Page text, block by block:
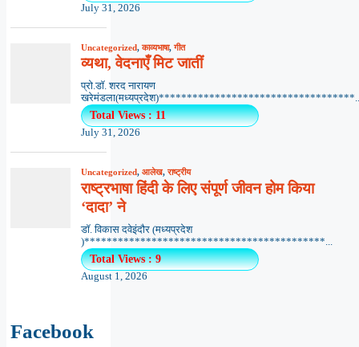
July 31, 2026
Uncategorized,काव्यभाषा,गीत
व्यथा, वेदनाएँ मिट जातीं
प्रो.डॉ. शरद नारायण
Total Views : 11
July 31, 2026
Uncategorized, आलेख,राष्ट्रीय
राष्ट्रभाषा हिंदी के लिए संपूर्ण जीवन होम किया
‘दादा’ ने
डॉ. विकास दवेइंदौर (मध्यप्रदेश
)*******************************************...
Total Views : 9
August 1, 2026
Facebook